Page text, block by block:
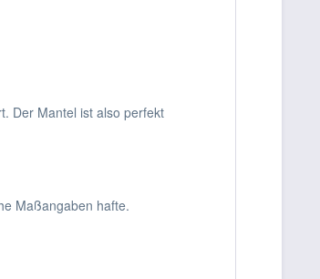
Der Mantel ist also perfekt
Maßangaben hafte.